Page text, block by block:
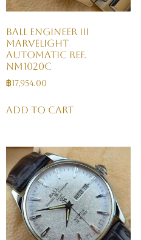
BALL Engineer III
Marvelight
Automatic Ref.
NM1020C
฿17,954.00
Add to cart